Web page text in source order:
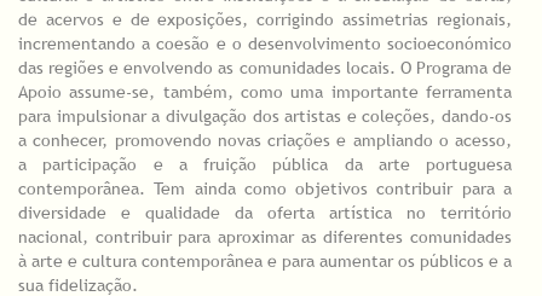
de acervos e de exposições, corrigindo assimetrias regionais,
incrementando a coesão e o desenvolvimento socioeconómico
das regiões e envolvendo as comunidades locais. O Programa de
Apoio assume-se, também, como uma importante ferramenta
para impulsionar a divulgação dos artistas e coleções, dando-os
a conhecer, promovendo novas criações e ampliando o acesso,
a participação e a fruição pública da arte portuguesa
contemporânea. Tem ainda como objetivos contribuir para a
diversidade e qualidade da oferta artística no território
nacional, contribuir para aproximar as diferentes comunidades
à arte e cultura contemporânea e para aumentar os públicos e a
sua fidelização.